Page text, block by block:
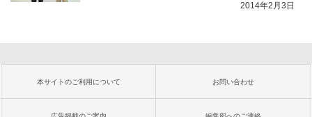
2014年2月3日
本サイトのご利用について お問い合わせ